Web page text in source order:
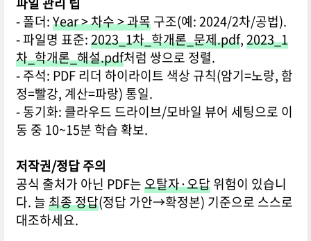
- 폴더:Year > 차수 > 과목구조(예: 2024/2차/공법).
- 파일명 표준:2023_1차_학개론_문제.pdf,2023_1
차_학개론_해설.pdf처럼 쌍으로 정렬.
- 주석: PDF 리더 하이라이트 색상 규칙(암기=노랑, 함
정=빨강, 계산=파랑) 통일.
- 동기화: 클라우드 드라이브/모바일 뷰어 세팅으로 이
동 중 10~15분 학습 확보.
저작권/정답 주의
공식 출처가 아닌 PDF는오탈자·오답위험이 있습니
다. 늘최종 정답(정답 가안→확정본) 기준으로 스스로
대조하세요.